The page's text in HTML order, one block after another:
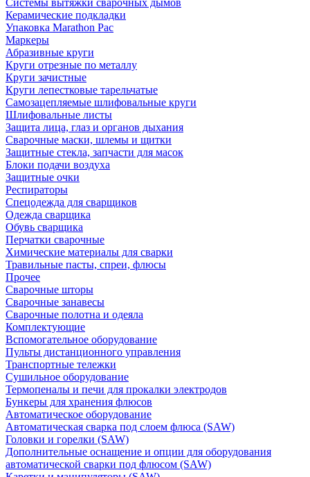
Системы вытяжки сварочных дымов
Керамические подкладки
Упаковка Marathon Pac
Маркеры
Абразивные круги
Круги отрезные по металлу
Круги зачистные
Круги лепестковые тарельчатые
Самозацепляемые шлифовальные круги
Шлифовальные листы
Защита лица, глаз и органов дыхания
Сварочные маски, шлемы и щитки
Защитные стекла, запчасти для масок
Блоки подачи воздуха
Защитные очки
Респираторы
Спецодежда для сварщиков
Одежда сварщика
Обувь сварщика
Перчатки сварочные
Химические материалы для сварки
Травильные пасты, спреи, флюсы
Прочее
Сварочные шторы
Сварочные занавесы
Сварочные полотна и одеяла
Комплектующие
Вспомогательное оборудование
Пульты дистанционного управления
Транспортные тележки
Сушильное оборудование
Термопеналы и печи для прокалки электродов
Бункеры для хранения флюсов
Автоматическое оборудование
Автоматическая сварка под слоем флюса (SAW)
Головки и горелки (SAW)
Дополнительные оснащение и опции для оборудования
автоматической сварки под флюсом (SAW)